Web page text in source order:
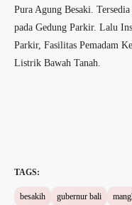
Pura Agung Besaki.
pada Gedung Parkir. Lalu
Parkir, Fasilitas Pemadam
Listrik Bawah Tanah.
TAGS:
besakih gubernur bali